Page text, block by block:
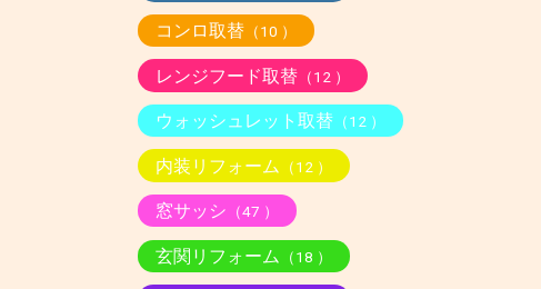
コンロ取替（10 ）
レンジフード取替（12 ）
ウォッシュレット取替（12 ）
内装リフォーム （12 ）
窓サッシ （47 ）
玄関リフォーム （18 ）